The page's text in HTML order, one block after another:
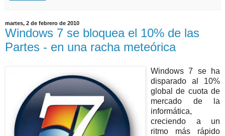
martes, 2 de febrero de 2010
Windows 7 se bloquea el 10% de las
Partes - en una racha meteórica
Windows 7 se ha
disparado al 10%
global de cuota de
mercado de la
informática,
creciendo a un
ritmo más rápido